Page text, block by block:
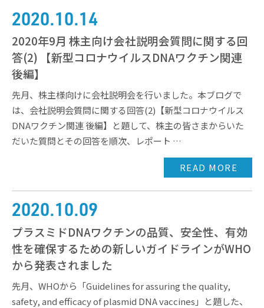
2020.10.14
2020年9月 株主向け会社説明会質問に関する回
答(2) 【新型コロナウイルスDNAワクチン関連
後編】
先月、株主様向けに会社説明会を行いました。本ブログで
は、会社説明会質問に関する回答(2)【新型コロナウイルス
DNAワクチン関連 後編】と題して、株主の皆さまからいた
だいた質問とその回答を順次、レポート …
READ MORE
2020.10.09
プラスミドDNAワクチンの品質、安全性、有効
性を確保するための新しいガイドラインがWHO
から発表されました
先月、WHOから「Guidelines for assuring the quality,
safety, and efficacy of plasmid DNA vaccines」と題した、